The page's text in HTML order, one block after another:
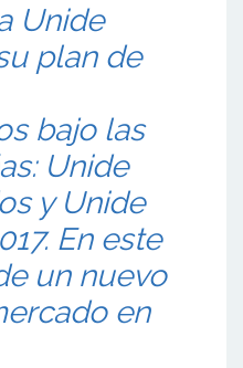
Unide
plan de
bajo las
Unide
y Unide
En este
un nuevo
en